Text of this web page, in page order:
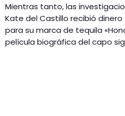
Mientras tanto, las
Kate del Castillo recibió dinero
para su marca de tequila
película biográfica del capo